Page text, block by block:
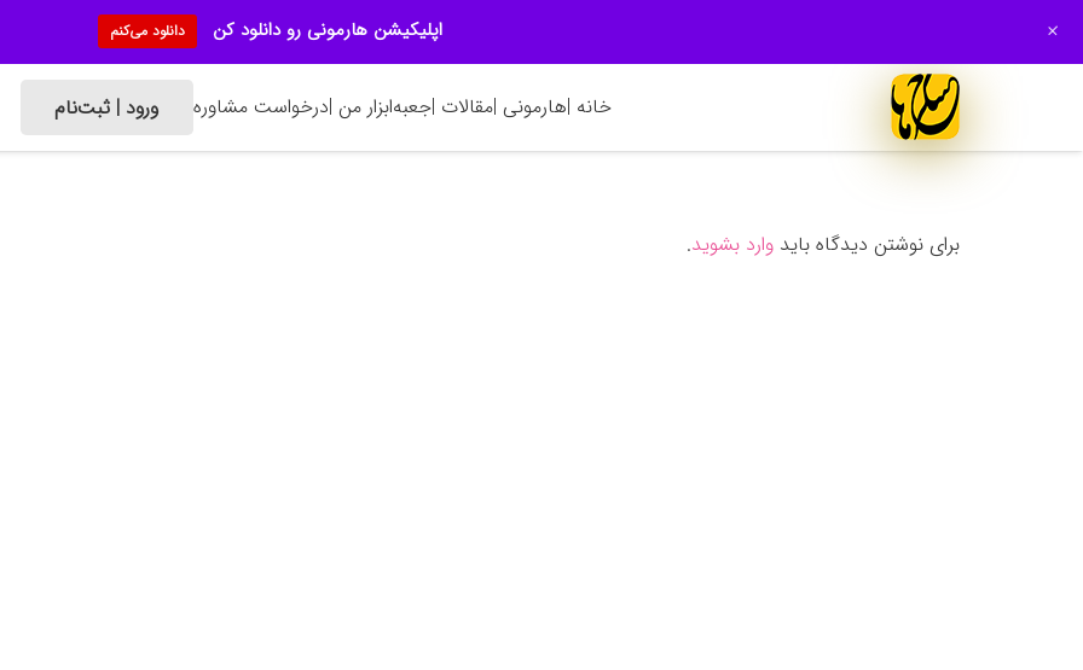
خانه |هارمونی |مقالات |جعبه‌ابزار من |درخواست مشاوره ورود | ثبت‌نام
برای نوشتن دیدگاه باید وارد بشوید.
اپلیکیشن هارمونی رو دانلود کن دانلود می‌کنم +